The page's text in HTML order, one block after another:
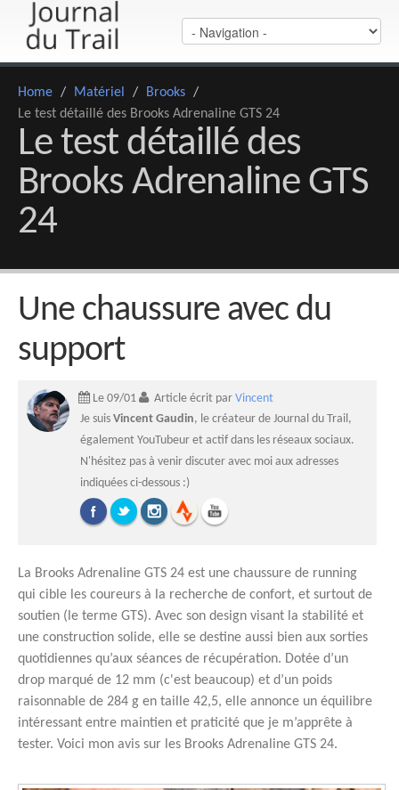
Home / Matériel / Brooks /
Le test détaillé des Brooks Adrenaline GTS 24
Le test détaillé des
Brooks Adrenaline GTS
24
Une chaussure avec du
support
Le 09/01 Article écrit par Vincent
Je suis Vincent Gaudin, le créateur de Journal du Trail,
également YouTubeur et actif dans les réseaux sociaux.
N'hésitez pas à venir discuter avec moi aux adresses
indiquées ci-dessous :)
La Brooks Adrenaline GTS 24 est une chaussure de running
qui cible les coureurs à la recherche de confort, et surtout de
soutien (le terme GTS). Avec son design visant la stabilité et
une construction solide, elle se destine aussi bien aux sorties
quotidiennes qu’aux séances de récupération. Dotée d’un
drop marqué de 12 mm (c'est beaucoup) et d’un poids
raisonnable de 284 g en taille 42,5, elle annonce un équilibre
intéressant entre maintien et praticité que je m’apprête à
tester. Voici mon avis sur les Brooks Adrenaline GTS 24.